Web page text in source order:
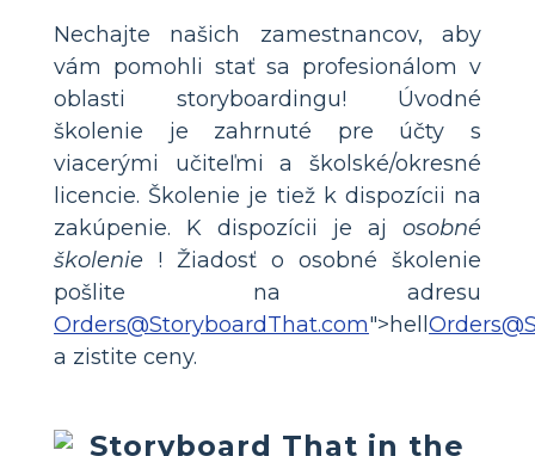
Nechajte našich zamestnancov, aby
vám pomohli stať sa profesionálom v
oblasti storyboardingu! Úvodné
školenie je zahrnuté pre účty s
viacerými učiteľmi a školské/okresné
licencie. Školenie je tiež k dispozícii na
zakúpenie. K dispozícii je aj osobné
školenie ! Žiadosť o osobné školenie
pošlite na adresu
Orders@StoryboardThat.com">hell
a zistite ceny.